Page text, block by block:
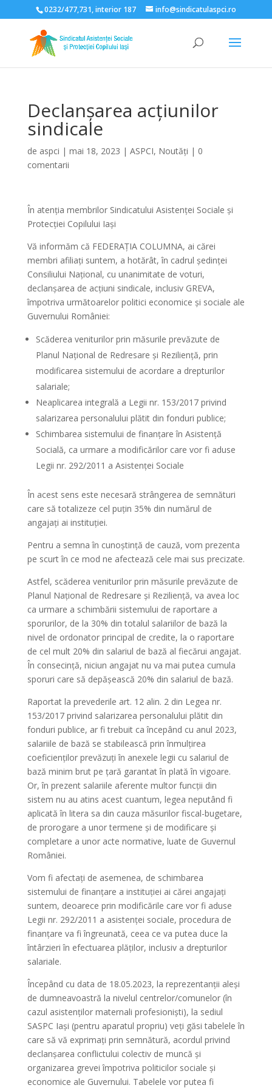
Deschide bara de unelte
0232/477,731, interior 187 info@sindicatulaspci.ro
Declanșarea acțiunilor
sindicale
de aspci | mai 18, 2023 | ASPCI, Noutăți | 0
comentarii
În atenția membrilor Sindicatului Asistenței Sociale și
Protecției Copilului Iași
Vă informăm că FEDERAȚIA COLUMNA, ai cărei
membri afiliați suntem, a hotărât, în cadrul ședinței
Consiliului Național, cu unanimitate de voturi,
declanșarea de acțiuni sindicale, inclusiv GREVA,
împotriva următoarelor politici economice și sociale ale
Guvernului României:
Scăderea veniturilor prin măsurile prevăzute de
Planul Național de Redresare și Reziliență, prin
modificarea sistemului de acordare a drepturilor
salariale;
Neaplicarea integrală a Legii nr. 153/2017 privind
salarizarea personalului plătit din fonduri publice;
Schimbarea sistemului de finanțare în Asistență
Socială, ca urmare a modificărilor care vor fi aduse
Legii nr. 292/2011 a Asistenței Sociale
În acest sens este necesară strângerea de semnături
care să totalizeze cel puțin 35% din numărul de
angajați ai instituției.
Pentru a semna în cunoștință de cauză, vom prezenta
pe scurt în ce mod ne afectează cele mai sus precizate.
Astfel, scăderea veniturilor prin măsurile prevăzute de
Planul Național de Redresare și Reziliență, va avea loc
ca urmare a schimbării sistemului de raportare a
sporurilor, de la 30% din totalul salariilor de bază la
nivel de ordonator principal de credite, la o raportare
de cel mult 20% din salariul de bază al fiecărui angajat.
În consecință, niciun angajat nu va mai putea cumula
sporuri care să depășească 20% din salariul de bază.
Raportat la prevederile art. 12 alin. 2 din Legea nr.
153/2017 privind salarizarea personalului plătit din
fonduri publice, ar fi trebuit ca începând cu anul 2023,
salariile de bază se stabilească prin înmulțirea
coeficienților prevăzuți în anexele legii cu salariul de
bază minim brut pe țară garantat în plată în vigoare.
Or, în prezent salariile aferente multor funcții din
sistem nu au atins acest cuantum, legea neputând fi
aplicată în litera sa din cauza măsurilor fiscal-bugetare,
de prorogare a unor termene și de modificare și
completare a unor acte normative, luate de Guvernul
României.
Vom fi afectați de asemenea, de schimbarea
sistemului de finanțare a instituției ai cărei angajați
suntem, deoarece prin modificările care vor fi aduse
Legii nr. 292/2011 a asistenței sociale, procedura de
finanțare va fi îngreunată, ceea ce va putea duce la
întârzieri în efectuarea plăților, inclusiv a drepturilor
salariale.
Începând cu data de 18.05.2023, la reprezentanții aleși
de dumneavoastră la nivelul centrelor/comunelor (în
cazul asistenților maternali profesioniști), la sediul
SASPC Iași (pentru aparatul propriu) veți găsi tabelele în
care să vă exprimați prin semnătură, acordul privind
declanșarea conflictului colectiv de muncă și
organizarea grevei împotriva politicilor sociale și
economice ale Guvernului. Tabelele vor putea fi